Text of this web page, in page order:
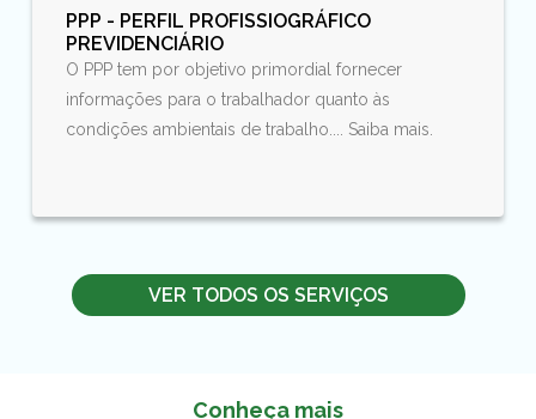
PPP - PERFIL PROFISSIOGRÁFICO
PREVIDENCIÁRIO
O PPP tem por objetivo primordial fornecer
informações para o trabalhador quanto às
condições ambientais de trabalho.... Saiba mais.
VER TODOS OS SERVIÇOS
Conheça mais